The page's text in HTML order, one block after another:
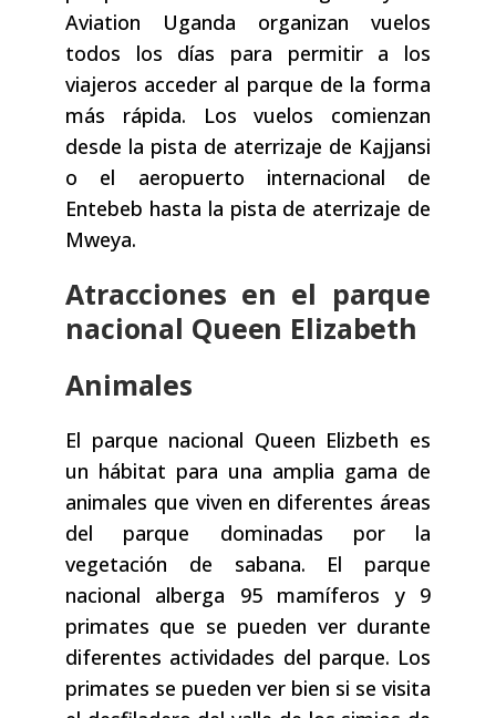
Aviation Uganda organizan vuelos
todos los días para permitir a los
viajeros acceder al parque de la forma
más rápida. Los vuelos comienzan
desde la pista de aterrizaje de Kajjansi
o el aeropuerto internacional de
Entebeb hasta la pista de aterrizaje de
Mweya.
Atracciones en el parque
nacional Queen Elizabeth
Animales
El parque nacional Queen Elizbeth es
un hábitat para una amplia gama de
animales que viven en diferentes áreas
del parque dominadas por la
vegetación de sabana. El parque
nacional alberga 95 mamíferos y 9
primates que se pueden ver durante
diferentes actividades del parque. Los
primates se pueden ver bien si se visita